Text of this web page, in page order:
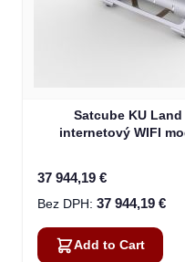
Satcube KU
internetový WIFI
37 944,19 €
37 944,19 €
Add to Cart